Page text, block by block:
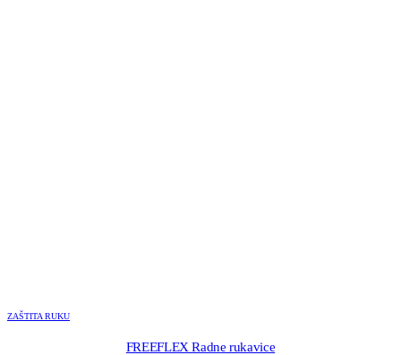
ZAŠTITA RUKU
FREEFLEX Radne rukavice